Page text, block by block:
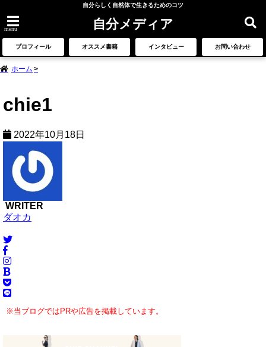
自分らしく自然体で生きるためのコツ
menu 自分メディア
プロフィール オススメ書籍 インタビュー お問い合わせ
ホーム
chie1
2022年10月18日
WRITER
ダオカ
※当ブログではPRや広告を掲載しています。